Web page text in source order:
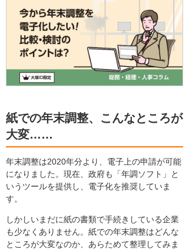
紙での年末調整、こんなところが
大変……
年末調整は2020年分より、電子上の申請が可能
になりました。現在、政府も「年調ソフト」と
いうツールを提供し、電子化を推奨していま
す。
しかしいまだに紙の書類で手続きしている企業
も少なくありません。紙での年末調整はどんな
ところが大変なのか、あらためて整理してみま